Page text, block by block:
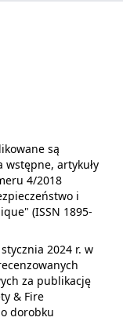
są
wstępne, artykuły
4/2018
i
(ISSN 1895-
2024 r. w
za publikację
& Fire
dorobku